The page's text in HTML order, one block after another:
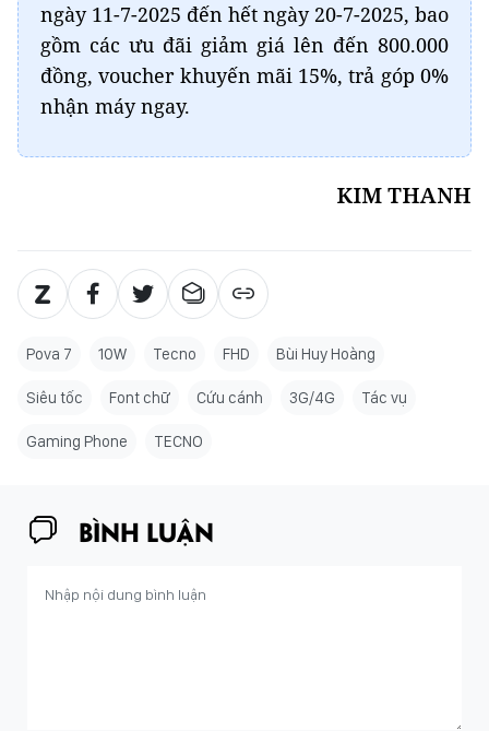
ngày 11-7-2025 đến hết ngày 20-7-2025, bao
gồm các ưu đãi giảm giá lên đến 800.000
đồng, voucher khuyến mãi 15%, trả góp 0%
nhận máy ngay.
KIM THANH
Pova 7 10W Tecno FHD Bùi Huy Hoàng
Siêu tốc Font chữ Cứu cánh 3G/4G Tác vụ
Gaming Phone TECNO
BÌNH LUẬN